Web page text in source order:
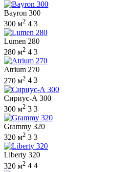
Bayron 300
300 м2 4 3
Lumen 280
280 м2 4 3
Atrium 270
270 м2 4 3
Сириус-А 300
300 м2 3 3
Grammy 320
320 м2 3 3
Liberty 320
320 м2 4 4